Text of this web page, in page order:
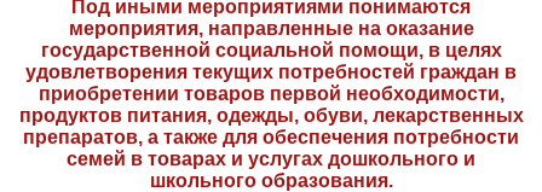
Под иными мероприятиями понимаются
мероприятия, направленные на оказание
государственной социальной помощи, в целях
удовлетворения текущих потребностей граждан в
приобретении товаров первой необходимости,
продуктов питания, одежды, обуви, лекарственных
препаратов, а также для обеспечения потребности
семей в товарах и услугах дошкольного и
школьного образования.